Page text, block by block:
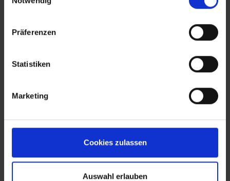
effektiv durchsetzen können. Unsere Partner führen
diese Informationen möglicherweise mit weiteren Daten
zusammen, die Sie ihnen bereitgestellt haben oder die
haben.
Präferenzen
Statistiken
Marketing
Cookies zulassen
Auswahl erlauben
an Langenlois
16.12.1526
Wahl Erzherzog Ferdinands I. zum König